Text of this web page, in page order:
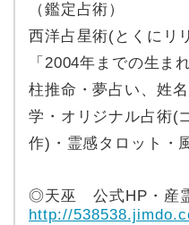
（鑑定占術）
西洋占星術(とくにリ
「2004年までの生ま
柱推命・夢占い、姓
学・オリジナル占術(
作)・霊感タロット・
◎天巫 公式HP・産
http://